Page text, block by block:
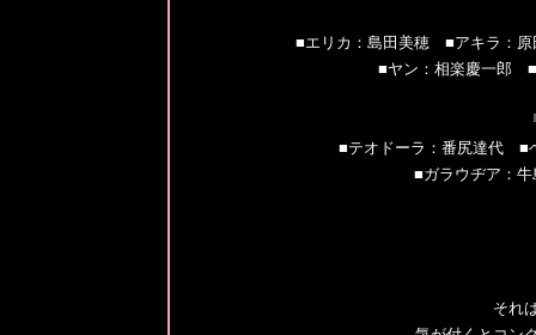
■エリカ：島田美穂 ■アキラ：
■ヤン：相楽慶一郎
■テオドーラ：番尻達代 ■
■ガラウヂア：
それ